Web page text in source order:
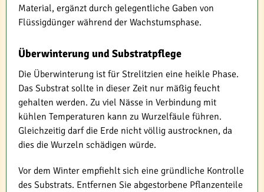
Material, ergänzt durch gelegentliche Gaben von
Flüssigdünger während der Wachstumsphase.
Überwinterung und Substratpflege
Die Überwinterung ist für Strelitzien eine heikle Phase.
Das Substrat sollte in dieser Zeit nur mäßig feucht
gehalten werden. Zu viel Nässe in Verbindung mit
kühlen Temperaturen kann zu Wurzelfäule führen.
Gleichzeitig darf die Erde nicht völlig austrocknen, da
dies die Wurzeln schädigen würde.
Vor dem Winter empfiehlt sich eine gründliche Kontrolle
des Substrats. Entfernen Sie abgestorbene Pflanzenteile